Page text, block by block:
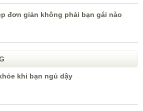
đơn giản không phải bạn gái nào
khi bạn ngủ dậy